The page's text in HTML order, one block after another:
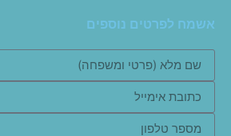
אשמח לפרטים נוספים